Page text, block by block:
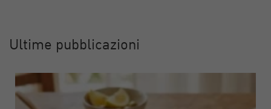
Ultime pubblicazioni